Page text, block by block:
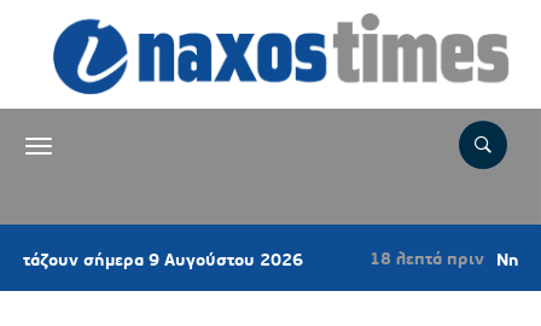
9 Αυγούστου 2026 18 λεπτά πριν Νηστίσιμο κέικ